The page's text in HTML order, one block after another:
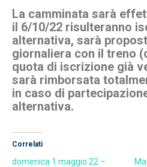
La camminata sarà
il 6/10/22 risulteranno
alternativa, sarà
giornaliera con il treno
quota di iscrizione già
sarà rimborsata
in caso di
alternativa.
Correlati
domenica 1 maggio 22 –